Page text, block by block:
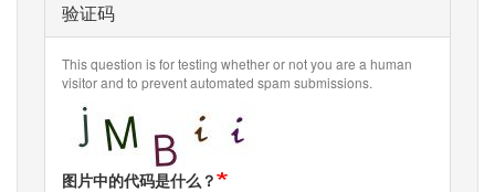
验证码
This question is for testing whether or not you are a human
visitor and to prevent automated spam submissions.
图片中的代码是什么？